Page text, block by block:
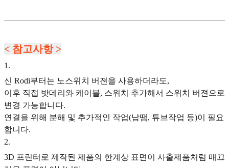
< 참고사항 >
1 .
신 Rodi부터는 노스위치 버젼을 사용하더라도,
이후 직접 밧데리와 케이블, 스위치 추가해서 스위치 버젼으로
변경 가능합니다.
연결을 위해 분해 및 추가적인 작업(납땜, 튜브작업 등)이 필요
합니다.
2.
3D 프린터로 제작된 제품의 한계상 표면이 사출제품처럼 매끄